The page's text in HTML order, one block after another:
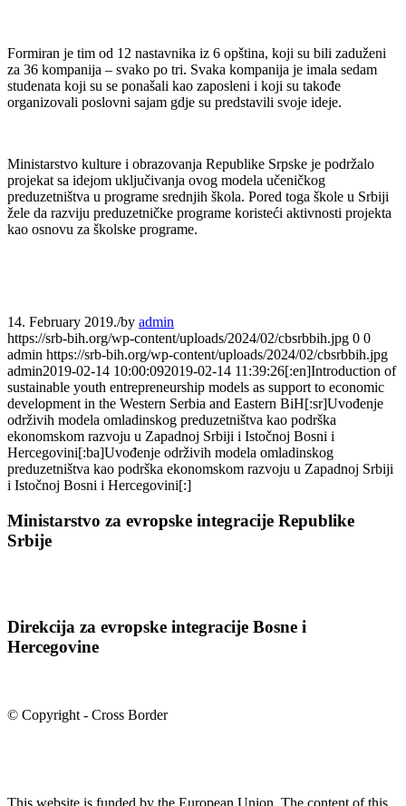
Formiran je tim od 12 nastavnika iz 6 opština, koji su bili zaduženi
za 36 kompanija – svako po tri. Svaka kompanija je imala sedam
studenata koji su se ponašali kao zaposleni i koji su takođe
organizovali poslovni sajam gdje su predstavili svoje ideje.
Ministarstvo kulture i obrazovanja Republike Srpske je podržalo
projekat sa idejom uključivanja ovog modela učeničkog
preduzetništva u programe srednjih škola. Pored toga škole u Srbiji
žele da razviju preduzetničke programe koristeći aktivnosti projekta
kao osnovu za školske programe.
14. February 2019./by admin
https://srb-bih.org/wp-content/uploads/2024/02/cbsrbbih.jpg 0 0
admin https://srb-bih.org/wp-content/uploads/2024/02/cbsrbbih.jpg
admin2019-02-14 10:00:092019-02-14 11:39:26[:en]Introduction of
sustainable youth entrepreneurship models as support to economic
development in the Western Serbia and Eastern BiH[:sr]Uvođenje
održivih modela omladinskog preduzetništva kao podrška
ekonomskom razvoju u Zapadnoj Srbiji i Istočnoj Bosni i
Hercegovini[:ba]Uvođenje održivih modela omladinskog
preduzetništva kao podrška ekonomskom razvoju u Zapadnoj Srbiji
i Istočnoj Bosni i Hercegovini[:]
Ministarstvo za evropske integracije Republike
Srbije
Direkcija za evropske integracije Bosne i
Hercegovine
© Copyright - Cross Border
This website is funded by the European Union. The content of this